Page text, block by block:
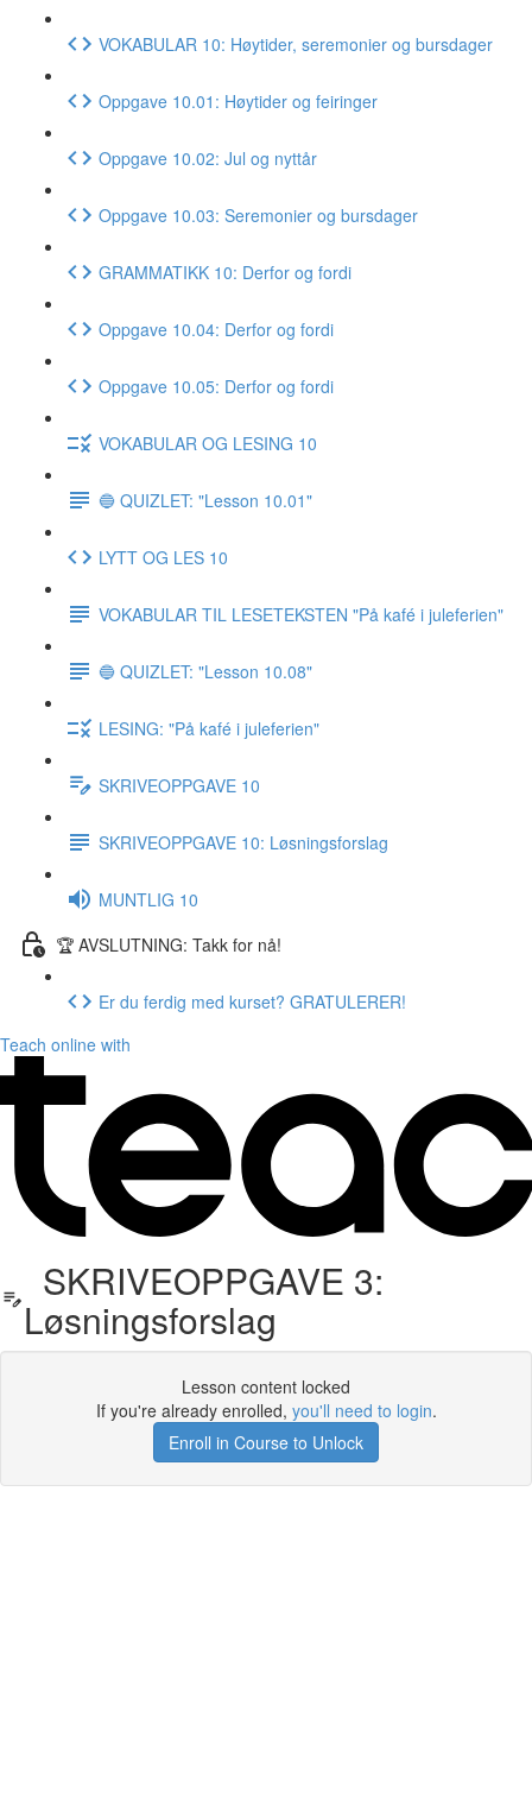
VOKABULAR 10: Høytider, seremonier og bursdager
Oppgave 10.01: Høytider og feiringer
Oppgave 10.02: Jul og nyttår
Oppgave 10.03: Seremonier og bursdager
GRAMMATIKK 10: Derfor og fordi
Oppgave 10.04: Derfor og fordi
Oppgave 10.05: Derfor og fordi
VOKABULAR OG LESING 10
🔵 QUIZLET: "Lesson 10.01"
LYTT OG LES 10
VOKABULAR TIL LESETEKSTEN "På kafé i juleferien"
🔵 QUIZLET: "Lesson 10.08"
LESING: "På kafé i juleferien"
SKRIVEOPPGAVE 10
SKRIVEOPPGAVE 10: Løsningsforslag
MUNTLIG 10
🏆 AVSLUTNING: Takk for nå!
Er du ferdig med kurset? GRATULERER!
Teach online with
SKRIVEOPPGAVE 3:
Løsningsforslag
Lesson content locked
If you're already enrolled, you'll need to login.
Enroll in Course to Unlock